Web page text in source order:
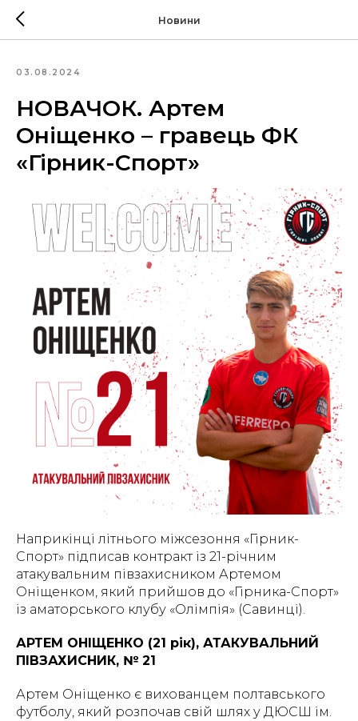
Новини
03.08.2024
НОВАЧОК. Артем
Оніщенко – гравець ФК
«Гірник-Спорт»
Наприкінці літнього міжсезоння «Гірник-
Спорт» підписав контракт із 21-річним
атакувальним півзахисником Артемом
Оніщенком, який прийшов до «Гірника-Спорт»
із аматорського клубу «Олімпія» (Савинці).
АРТЕМ ОНІЩЕНКО (21 рік), АТАКУВАЛЬНИЙ
ПІВЗАХИСНИК, № 21
Артем Оніщенко є вихованцем полтавського
футболу, який розпочав свій шлях у ДЮСШ ім.